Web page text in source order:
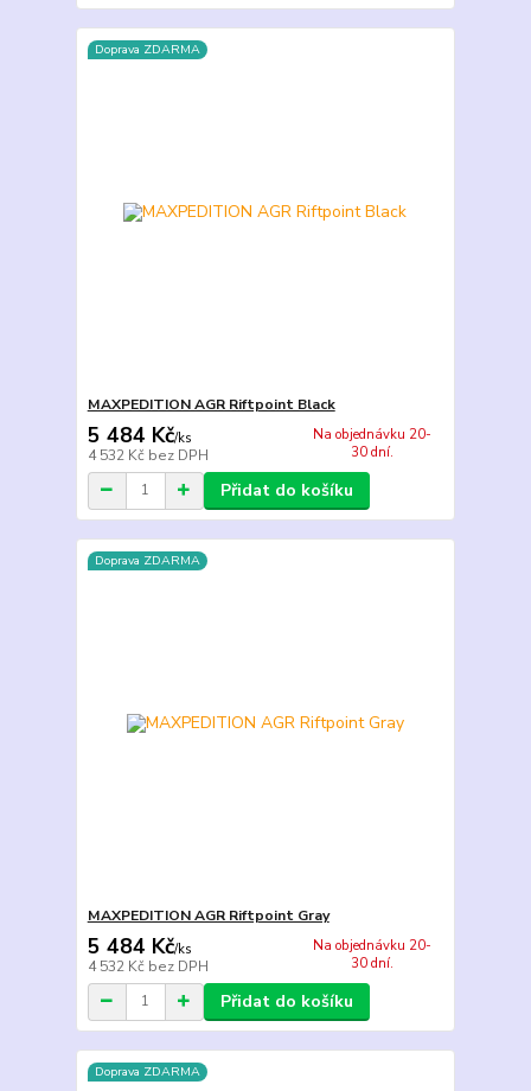
Doprava ZDARMA
MAXPEDITION AGR Riftpoint Black
5 484 Kč/ks
4 532 Kč bez DPH
Na objednávku 20-
30 dní.
Přidat do košíku
Doprava ZDARMA
MAXPEDITION AGR Riftpoint Gray
5 484 Kč/ks
4 532 Kč bez DPH
Na objednávku 20-
30 dní.
Přidat do košíku
Doprava ZDARMA